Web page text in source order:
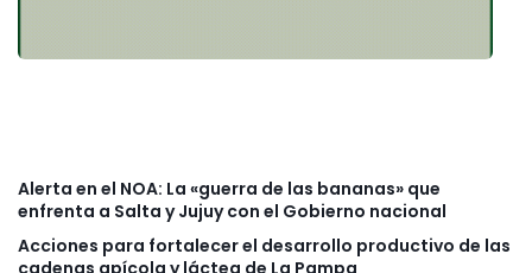
Alerta en el NOA: La «guerra de las bananas» que
enfrenta a Salta y Jujuy con el Gobierno nacional
Acciones para fortalecer el desarrollo productivo de las